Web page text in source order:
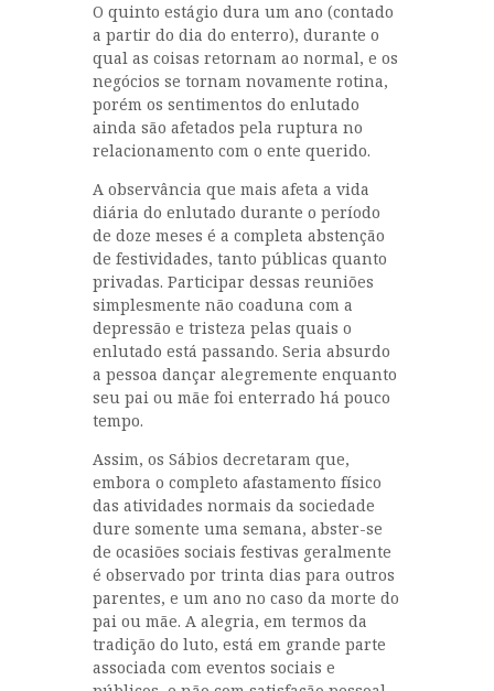
O quinto estágio dura um ano (contado
a partir do dia do enterro), durante o
qual as coisas retornam ao normal, e os
negócios se tornam novamente rotina,
porém os sentimentos do enlutado
ainda são afetados pela ruptura no
relacionamento com o ente querido.
A observância que mais afeta a vida
diária do enlutado durante o período
de doze meses é a completa abstenção
de festividades, tanto públicas quanto
privadas. Participar dessas reuniões
simplesmente não coaduna com a
depressão e tristeza pelas quais o
enlutado está passando. Seria absurdo
a pessoa dançar alegremente enquanto
seu pai ou mãe foi enterrado há pouco
tempo.
Assim, os Sábios decretaram que,
embora o completo afastamento físico
das atividades normais da sociedade
dure somente uma semana, abster-se
de ocasiões sociais festivas geralmente
é observado por trinta dias para outros
parentes, e um ano no caso da morte do
pai ou mãe. A alegria, em termos da
tradição do luto, está em grande parte
associada com eventos sociais e